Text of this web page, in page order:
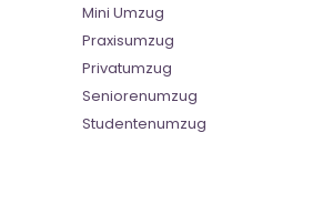
Mini Umzug
Praxisumzug
Privatumzug
Seniorenumzug
Studentenumzug